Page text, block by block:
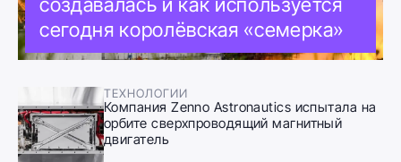
сегодня королёвская «семерка»
ТЕХНОЛОГИИ
Компания Zenno Astronautics испытала на
орбите сверхпроводящий магнитный
двигатель